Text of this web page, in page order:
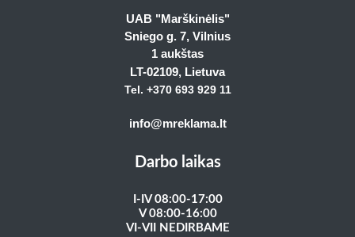
UAB "Marškinėlis"
Sniego g. 7, Vilnius
1 aukštas
LT-02109, Lietuva
Tel. +370 693 929 11
info@mreklama.lt
Darbo laikas
I-IV 08:00-17:00
V 08:00-16:00
VI-VII NEDIRBAME